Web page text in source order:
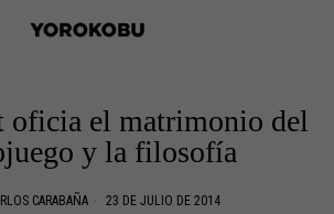
oficia el matrimonio del
y la filosofía
CARABAÑA
23 DE JULIO DE 2014